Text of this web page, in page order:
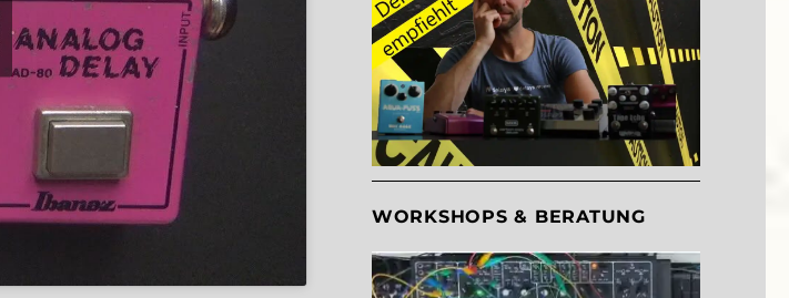
WORKSHOPS & BERATUNG